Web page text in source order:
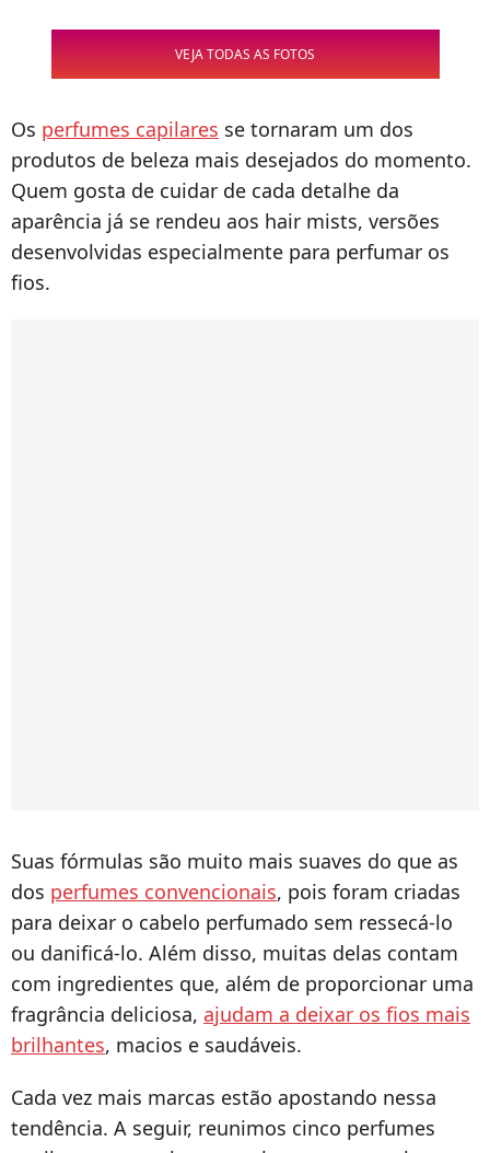
VEJA TODAS AS FOTOS
Os perfumes capilares se tornaram um dos
produtos de beleza mais desejados do momento.
Quem gosta de cuidar de cada detalhe da
aparência já se rendeu aos hair mists, versões
desenvolvidas especialmente para perfumar os
fios.
Suas fórmulas são muito mais suaves do que as
dos perfumes convencionais, pois foram criadas
para deixar o cabelo perfumado sem ressecá-lo
ou danificá-lo. Além disso, muitas delas contam
com ingredientes que, além de proporcionar uma
fragrância deliciosa, ajudam a deixar os fios mais
brilhantes, macios e saudáveis.
Cada vez mais marcas estão apostando nessa
tendência. A seguir, reunimos cinco perfumes